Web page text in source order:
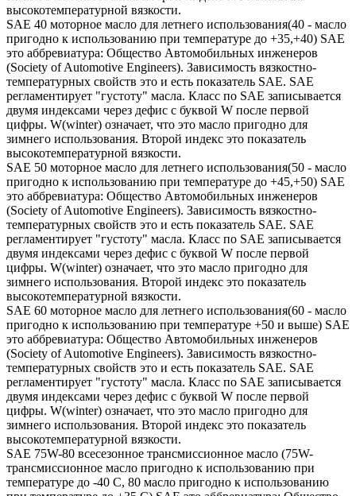
высокотемпературной вязкости.
SAE 40 моторное масло для летнего использования(40 - масло
пригодно к использованию при температуре до +35,+40) SAE
это аббревиатура: Общество Автомобильных инженеров
(Society of Automotive Engineers). Зависимость вязкостно-
температурных свойств это и есть показатель SAE. SAE
регламентирует "густоту" масла. Класс по SAE записывается
двумя индексами через дефис с буквой W после первой
цифры. W(winter) означает, что это масло пригодно для
зимнего использования. Второй индекс это показатель
высокотемпературной вязкости.
SAE 50 моторное масло для летнего использования(50 - масло
пригодно к использованию при температуре до +45,+50) SAE
это аббревиатура: Общество Автомобильных инженеров
(Society of Automotive Engineers). Зависимость вязкостно-
температурных свойств это и есть показатель SAE. SAE
регламентирует "густоту" масла. Класс по SAE записывается
двумя индексами через дефис с буквой W после первой
цифры. W(winter) означает, что это масло пригодно для
зимнего использования. Второй индекс это показатель
высокотемпературной вязкости.
SAE 60 моторное масло для летнего использования(60 - масло
пригодно к использованию при температуре +50 и выше) SAE
это аббревиатура: Общество Автомобильных инженеров
(Society of Automotive Engineers). Зависимость вязкостно-
температурных свойств это и есть показатель SAE. SAE
регламентирует "густоту" масла. Класс по SAE записывается
двумя индексами через дефис с буквой W после первой
цифры. W(winter) означает, что это масло пригодно для
зимнего использования. Второй индекс это показатель
высокотемпературной вязкости.
SAE 75W-80 всесезонное трансмиссионное масло (75W-
трансмиссионное масло пригодно к использованию при
температуре до -40 С, 80 масло пригодно к использованию